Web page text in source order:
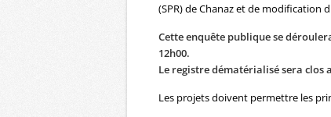
(SPR) de Chanaz et de modification
Cette enquête publique se
12h00.
Le registre dématérialisé sera clos
Les projets doivent permettre les